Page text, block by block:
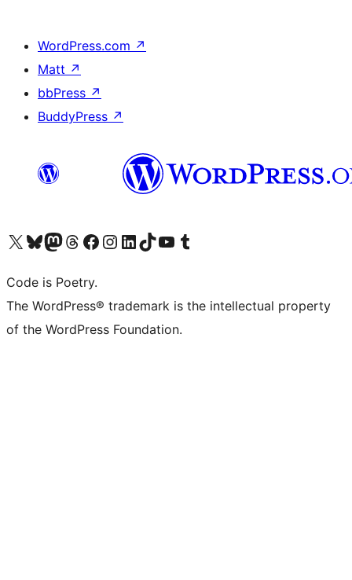
WordPress.com ↗
Matt ↗
bbPress ↗
BuddyPress ↗
Visit our X (formerly Twitter) account
Visit our Bluesky account
Visit our Mastodon account
Visit our Threads account
Visit our Facebook page
Visit our Instagram account
Visit our LinkedIn account
Visit our TikTok account
Visit our YouTube channel
Visit our Tumblr account
Code is Poetry.
The WordPress® trademark is the intellectual property
of the WordPress Foundation.